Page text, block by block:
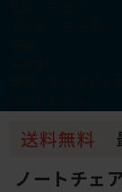
ノートチェ